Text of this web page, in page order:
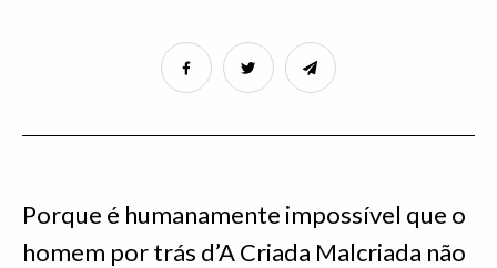
Porque é humanamente impossível que o
homem por trás d’A Criada Malcriada não